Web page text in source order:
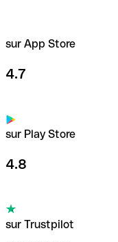
sur App Store
4.7
sur Play Store
4.8
sur Trustpilot